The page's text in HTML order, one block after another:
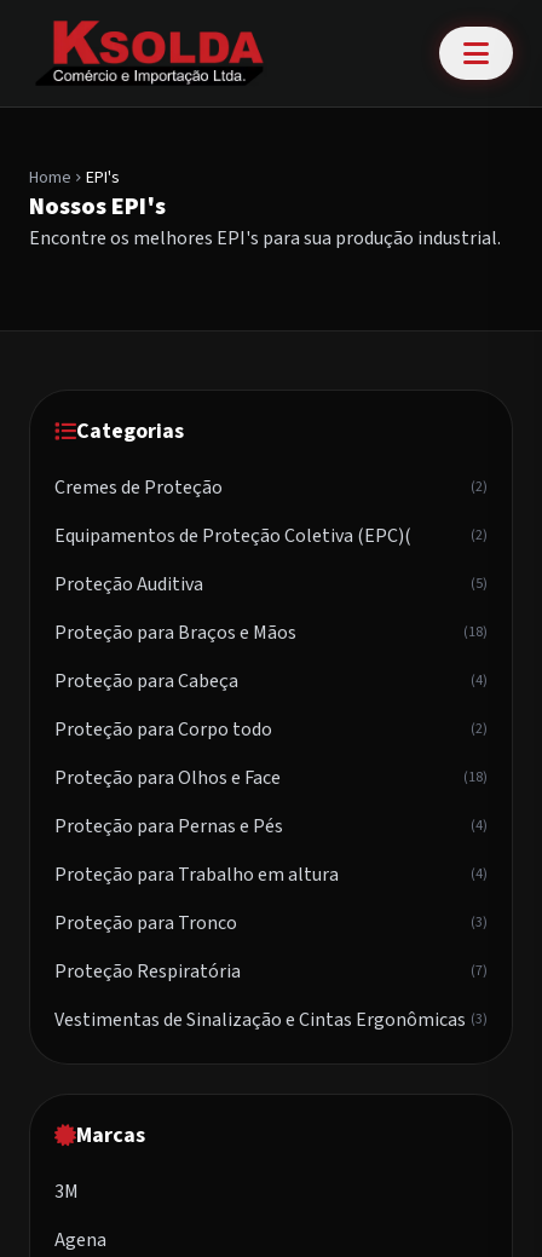
Home chevron_right EPI's
Nossos EPI's
Encontre os melhores EPI's para sua produção industrial.
Categorias
Cremes de Proteção (2)
Equipamentos de Proteção Coletiva (EPC)( (2)
Proteção Auditiva (5)
Proteção para Braços e Mãos (18)
Proteção para Cabeça (4)
Proteção para Corpo todo (2)
Proteção para Olhos e Face (18)
Proteção para Pernas e Pés (4)
Proteção para Trabalho em altura (4)
Proteção para Tronco (3)
Proteção Respiratória (7)
Vestimentas de Sinalização e Cintas Ergonômicas (3)
Marcas
3M
Agena